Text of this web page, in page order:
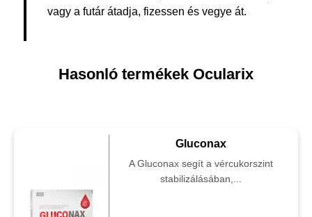
vagy a futár átadja, fizessen és vegye át.
Hasonló termékek Ocularix
Gluconax
A Gluconax segít a vércukorszint
stabilizálásában,...